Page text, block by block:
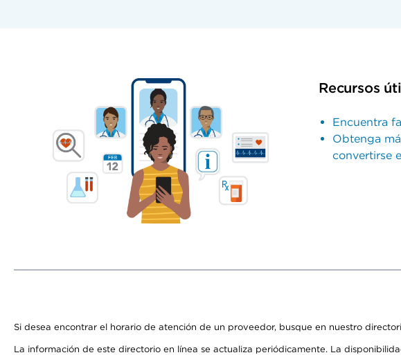
Recursos
Encuentra
Obtenga
convertirse
Si desea encontrar el horario de atención de un proveedor, busque en nuestro
La información de este directorio en línea se actualiza periódicamente. La